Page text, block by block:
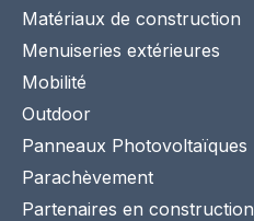
Matériaux de construction
Menuiseries extérieures
Mobilité
Outdoor
Panneaux Photovoltaïques
Parachèvement
Partenaires en construction